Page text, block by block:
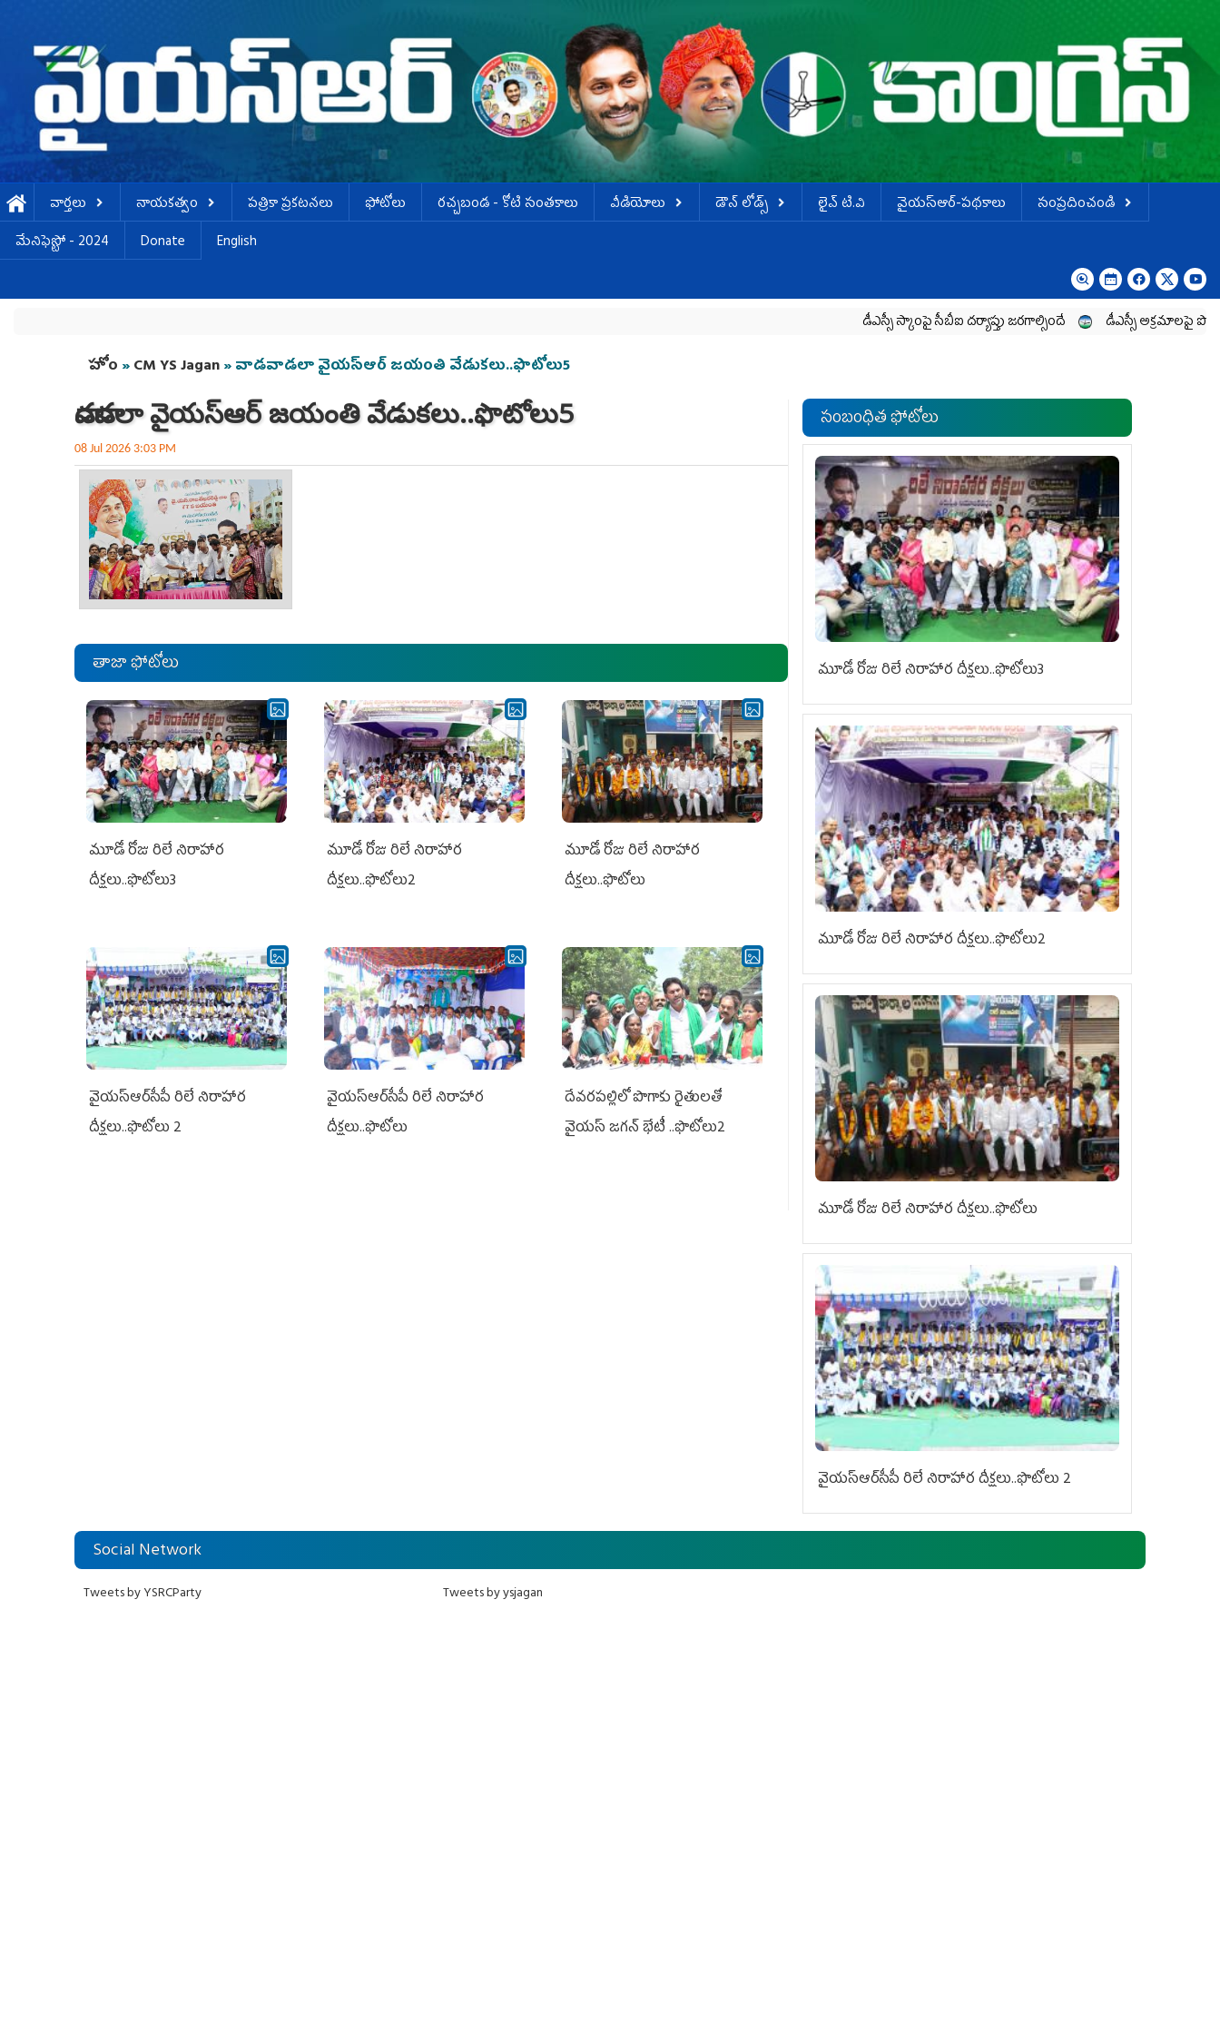
వార్తలు నాయకత్వం పత్రికా ప్రకటనలు ఫోటోలు ర‌చ్చ‌బండ‌ - కోటి సంత‌కాలు వీడియోలు డౌన్ లోడ్స్ లైవ్ టి.వి వైయస్ఆర్-పథకాలు
సంప్రదించండి
మేనిఫెస్టో - 2024
Donate English
డీఎస్సీ స్కాంపై సీబీఐ దర్యాప్తు జరగాల్సిందే డీఎస్సీ అక్రమాలపై పోరాటాన్ని
You are here
హోం »CM YS Jagan» వాడవాడలా వైయ‌స్ఆర్ జ‌యంతి వేడుక‌లు..ఫొటోలు5
వాడవాడలా వైయ‌స్ఆర్ జ‌యంతి వేడుక‌లు..ఫొటోలు5
08 Jul 2026 3:03 PM
తాజా ఫోటోలు
మూడో రోజు రిలే నిరాహార
దీక్షలు..ఫొటోలు3
మూడో రోజు రిలే నిరాహార
దీక్షలు..ఫొటోలు2
మూడో రోజు రిలే నిరాహార
దీక్షలు..ఫొటోలు
వైయ‌స్ఆర్‌సీపీ రిలే నిరాహార
దీక్షలు..ఫొటోలు 2
వైయ‌స్ఆర్‌సీపీ రిలే నిరాహార
దీక్షలు..ఫొటోలు
దేవరపల్లిలో పొగాకు రైతులతో
వైయస్ జగన్ భేటీ ..ఫొటోలు2
సంబంధిత ఫోటోలు
మూడో రోజు రిలే నిరాహార దీక్షలు..ఫొటోలు3
మూడో రోజు రిలే నిరాహార దీక్షలు..ఫొటోలు2
మూడో రోజు రిలే నిరాహార దీక్షలు..ఫొటోలు
వైయ‌స్ఆర్‌సీపీ రిలే నిరాహార దీక్షలు..ఫొటోలు 2
Social Network
Tweets by YSRCParty Tweets by ysjagan